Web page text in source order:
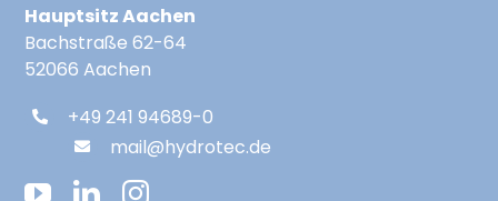
Hauptsitz Aachen
Bachstraße 62-64
52066 Aachen
+49 241 94689-0
mail@hydrotec.de